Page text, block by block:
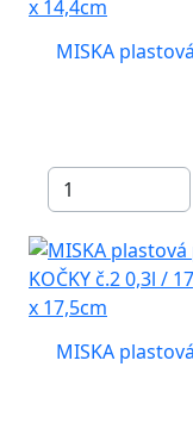
MISKA
MISKA